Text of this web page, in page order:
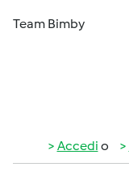
Team Bimby
Accedi o